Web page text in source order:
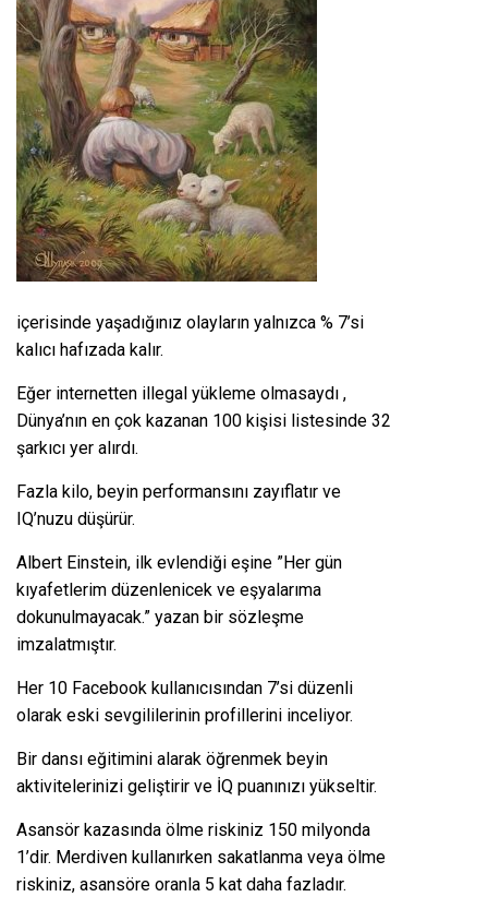
içerisinde yaşadığınız olayların yalnızca % 7’si
kalıcı hafızada kalır.
Eğer internetten illegal yükleme olmasaydı ,
Dünya’nın en çok kazanan 100 kişisi listesinde 32
şarkıcı yer alırdı.
Fazla kilo, beyin performansını zayıflatır ve
IQ’nuzu düşürür.
Albert Einstein, ilk evlendiği eşine ”Her gün
kıyafetlerim düzenlenicek ve eşyalarıma
dokunulmayacak.” yazan bir sözleşme
imzalatmıştır.
Her 10 Facebook kullanıcısından 7’si düzenli
olarak eski sevgililerinin profillerini inceliyor.
Bir dansı eğitimini alarak öğrenmek beyin
aktivitelerinizi geliştirir ve İQ puanınızı yükseltir.
Asansör kazasında ölme riskiniz 150 milyonda
1’dir. Merdiven kullanırken sakatlanma veya ölme
riskiniz, asansöre oranla 5 kat daha fazladır.